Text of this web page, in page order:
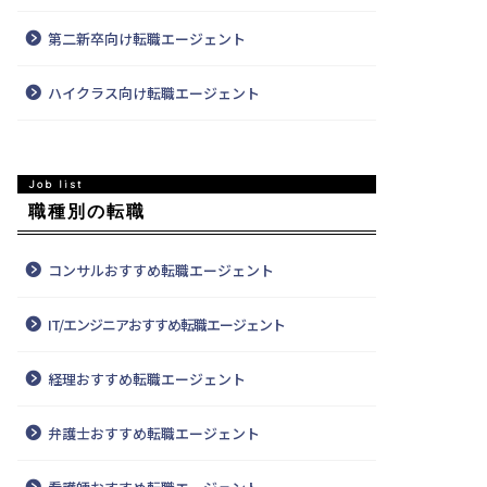
第二新卒向け転職エージェント
ハイクラス向け転職エージェント
職種別の転職
コンサルおすすめ転職エージェント
IT/エンジニアおすすめ転職エージェント
経理おすすめ転職エージェント
弁護士おすすめ転職エージェント